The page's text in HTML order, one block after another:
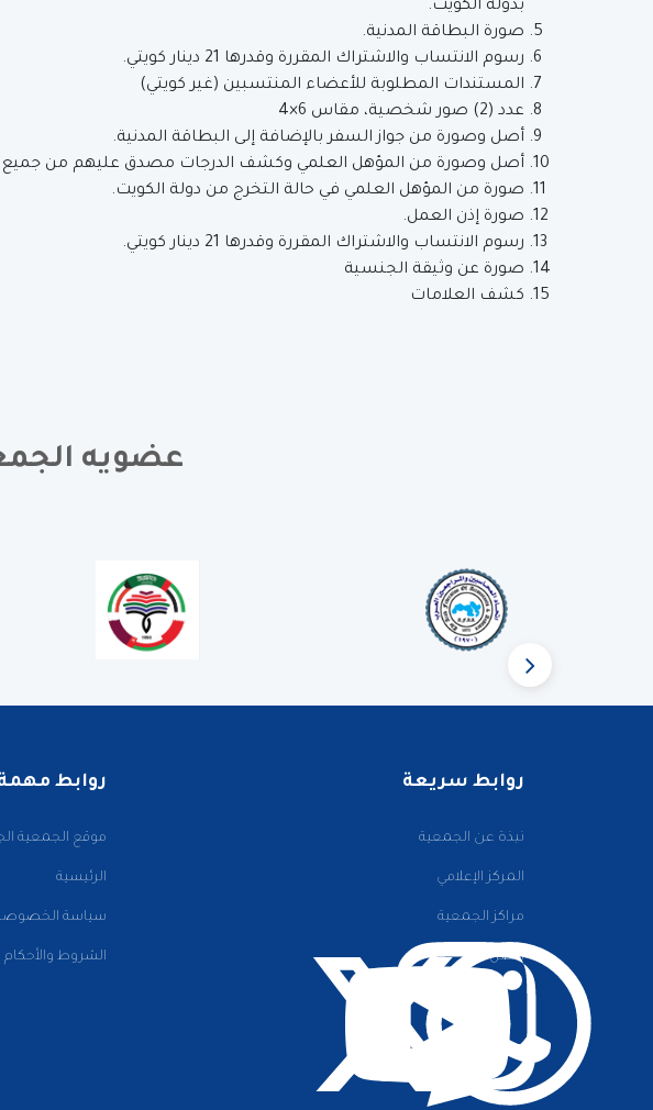
بدولة الكويت.
صورة البطاقة المدنية.
رسوم الانتساب والاشتراك المقررة وقدرها 21 دينار كويتي.
المستندات المطلوبة للأعضاء المنتسبين (غير كويتي)
عدد (2) صور شخصية، مقاس 6×4
أصل وصورة من جواز السفر بالإضافة إلى البطاقة المدنية.
أصل وصورة من المؤهل العلمي وكشف الدرجات مصدق عليهم من جميع
صورة من المؤهل العلمي في حالة التخرج من دولة الكويت.
صورة إذن العمل.
رسوم الانتساب والاشتراك المقررة وقدرها 21 دينار كويتي.
صورة عن وثيقة الجنسية
كشف العلامات
عضويه
روابط سريعة
نبذة عن الجمعية
المركز الإعلامي
مراكز الجمعية
اتصل بنا
روابط
موقع الجمعية
الرئيسية
سياسة
الشروط والأحكام